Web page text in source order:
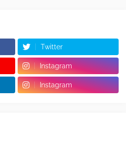
Twitter
Instagram
Instagram